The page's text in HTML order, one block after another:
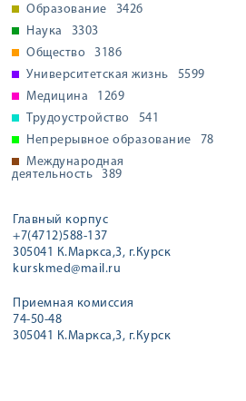
Образование
3426
Наука
3303
Общество
3186
Университетская жизнь
5599
Медицина
1269
Трудоустройство
541
Непрерывное образование
78
Международная
деятельность
389
Главный корпус
+7(4712)588-137
305041 К.Маркса,3, г.Курск
kurskmed@mail.ru
Приемная комиссия
74-50-48
305041 К.Маркса,3, г.Курск